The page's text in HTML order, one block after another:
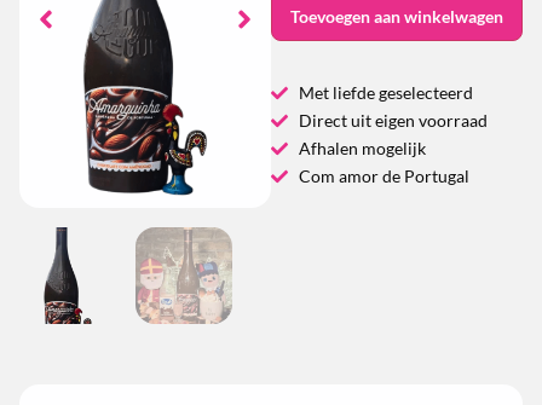
Toevoegen aan winkelwagen
Met liefde geselecteerd
Direct uit eigen voorraad
Afhalen mogelijk
Com amor de Portugal